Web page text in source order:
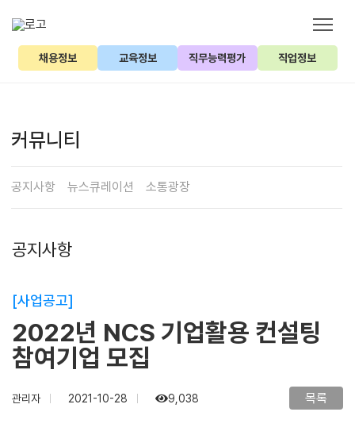
채용정보 교육정보 직무능력평가 직업정보
커뮤니티
공지사항 뉴스큐레이션 소통광장
공지사항
[사업공고]
2022년 NCS 기업활용 컨설팅
참여기업 모집
관리자 2021-10-28 9,038 목록